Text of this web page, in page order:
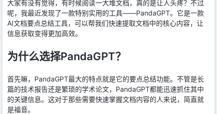
大家有没有觉得，有时候阅读一大堆文档，真的是让人头疼？不过
呢，我最近发现了一款特别实用的工具——PandaGPT。它是一款
AI文档要点总结工具，可以帮我们快速提取文档中的核心内容，让
信息获取变得更加高效。
为什么选择PandaGPT？
首先嘛，PandaGPT最大的特点就是它的要点总结功能。不管是长
篇的技术报告还是繁琐的学术论文，PandaGPT都能迅速抓住其中
的关键信息。这对于那些需要快速掌握文档内容的人来说，简直就
是福音。